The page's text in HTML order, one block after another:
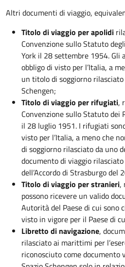
Altri documenti di viaggio,
Titolo di viaggio per apolidi
Convenzione sullo Statuto
York il 28 settembre 1954. Gli
obbligo di visto per l’Italia, a
un titolo di soggiorno
Schengen;
Titolo di viaggio per rifugiati,
Convenzione sullo Statuto
il 28 luglio 1951. I rifugiati
visto per l’Italia, a meno che
di soggiorno rilasciato da uno
documento di viaggio
dell’Accordo di Strasburgo del
Titolo di viaggio per stranieri,
possono ricevere un valido
Autorità del Paese di cui sono
visto in vigore per il Paese di
Libretto di navigazione,
rilasciato ai marittimi per
riconosciuto come documento